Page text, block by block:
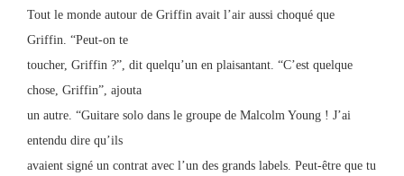
Tout le monde autour de Griffin avait l’air aussi choqué que
Griffin. “Peut-on te
toucher, Griffin ?”, dit quelqu’un en plaisantant. “C’est quelque
chose, Griffin”, ajouta
un autre. “Guitare solo dans le groupe de Malcolm Young ! J’ai
entendu dire qu’ils
avaient signé un contrat avec l’un des grands labels. Peut-être que tu